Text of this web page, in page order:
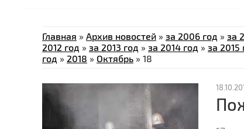
Главная » Архив новостей » за 2006 год » за
2012 год » за 2013 год » за 2014 год » за 2015
год » 2018 » Октябрь » 18